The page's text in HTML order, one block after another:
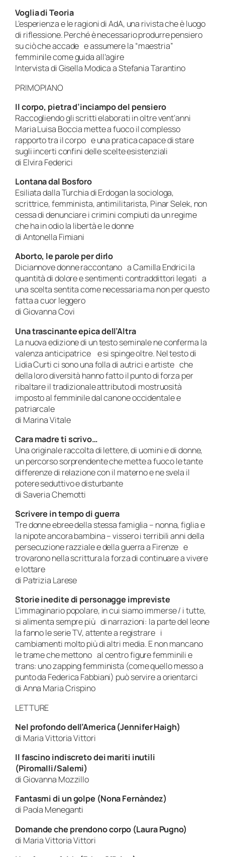
Voglia di Teoria
L’esperienza e le ragioni di AdA, una rivista che è luogo
di riflessione. Perché è necessario produrre pensiero
su ciò che accade e assumere la “maestria”
femminile come guida all’agire
Intervista di Gisella Modica a Stefania Tarantino
PRIMOPIANO
Il corpo, pietra d’inciampo del pensiero
Raccogliendo gli scritti elaborati in oltre vent’anni
Maria Luisa Boccia mette a fuoco il complesso
rapporto tra il corpo e una pratica capace di stare
sugli incerti confini delle scelte esistenziali
di Elvira Federici
Lontana dal Bosforo
Esiliata dalla Turchia di Erdogan la sociologa,
scrittrice, femminista, antimilitarista, Pinar Selek, non
cessa di denunciare i crimini compiuti da un regime
che ha in odio la libertà e le donne
di Antonella Fimiani
Aborto, le parole per dirlo
Diciannove donne raccontano a Camilla Endrici la
quantità di dolore e sentimenti contraddittori legati a
una scelta sentita come necessaria ma non per questo
fatta a cuor leggero
di Giovanna Covi
Una trascinante epica dell’Altra
La nuova edizione di un testo seminale ne conferma la
valenza anticipatrice e si spinge oltre. Nel testo di
Lidia Curti ci sono una folla di autrici e artiste che
della loro diversità hanno fatto il punto di forza per
ribaltare il tradizionale attributo di mostruosità
imposto al femminile dal canone occidentale e
patriarcale
di Marina Vitale
Cara madre ti scrivo…
Una originale raccolta di lettere, di uomini e di donne,
un percorso sorprendente che mette a fuoco le tante
differenze di relazione con il materno e ne svela il
potere seduttivo e disturbante
di Saveria Chemotti
Scrivere in tempo di guerra
Tre donne ebree della stessa famiglia – nonna, figlia e
la nipote ancora bambina – vissero i terribili anni della
persecuzione razziale e della guerra a Firenze e
trovarono nella scrittura la forza di continuare a vivere
e lottare
di Patrizia Larese
Storie inedite di personagge impreviste
L’immaginario popolare, in cui siamo immerse / i tutte,
si alimenta sempre più di narrazioni: la parte del leone
la fanno le serie TV, attente a registrare i
cambiamenti molto più di altri media. E non mancano
le trame che mettono al centro figure femminili e
trans: uno zapping femminista (come quello messo a
punto da Federica Fabbiani) può servire a orientarci
di Anna Maria Crispino
LETTURE
Nel profondo dell’America (Jennifer Haigh)
di Maria Vittoria Vittori
Il fascino indiscreto dei mariti inutili
(Piromalli/Salemi)
di Giovanna Mozzillo
Fantasmi di un golpe (Nona Fernàndez)
di Paola Meneganti
Domande che prendono corpo (Laura Pugno)
di Maria Vittoria Vittori